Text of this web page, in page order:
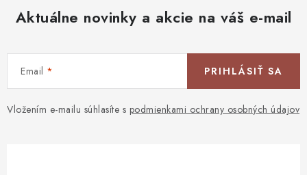
Aktuálne novinky a akcie na váš e-mail
Email
Vložením e-mailu súhlasíte s podmienkami ochrany osobných údajov
PRIHLÁSIŤ SA